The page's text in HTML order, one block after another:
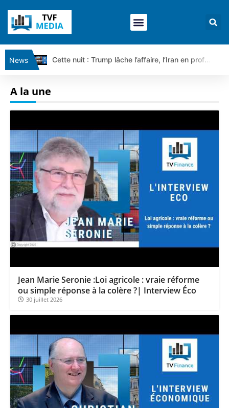
News
Cette nuit : Trump lâche l’affaire, l’Iran en profite pour tout exiger | Par Louis-Antoine Michelet
Jean Marie Seronie :Loi agricole : vraie réforme ou simple réponse à la colère ?| Interview Éco
REMY COINTREAU : Le rebond est-il enfin confirmé ? | Daniel Cohen de Lara – Market Movers
FERRARI : Un parcours toujours sans faute | Bernard Prats-Desclaux – Market Movers
GBP/USD : Un premier ministre déjà sur le scelette | Philippe Lhermie – Flash Forex
A la une
Jean Marie Seronie :Loi agricole : vraie réforme
ou simple réponse à la colère ?| Interview Éco
30 juillet 2026